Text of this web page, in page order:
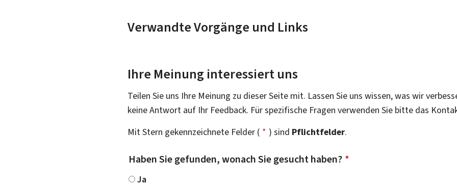
Verwandte Vorgänge und Links
Ihre Meinung interessiert uns
Teilen Sie uns Ihre Meinung zu dieser Seite mit. Lassen Sie uns wissen, was wir
keine Antwort auf Ihr Feedback. Für spezifische Fragen verwenden Sie bitte das
Mit Stern gekennzeichnete Felder ( * ) sind Pflichtfelder.
Haben Sie gefunden, wonach Sie gesucht haben? *
Ja